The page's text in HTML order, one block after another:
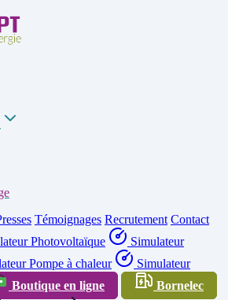
Témoignages Recrutement Contact
Photovoltaïque
Simulateur
Pompe à chaleur
Simulateur
Boutique en ligne
Bornelec